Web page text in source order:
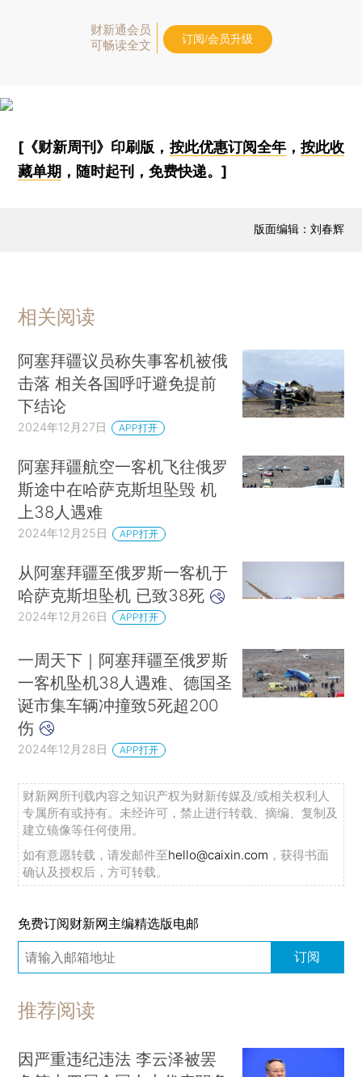
财新通会员
可畅读全文
订阅/会员升级
[《财新周刊》印刷版， 按此优惠订阅全年， 按此收
藏单期 ，随时起刊，免费快递。]
版面编辑：刘春辉
相关阅读
阿塞拜疆议员称失事客机被俄
击落 相关各国呼吁避免提前
下结论
2024年12月27日 APP打开
阿塞拜疆航空一客机飞往俄罗
斯途中在哈萨克斯坦坠毁 机
上38人遇难
2024年12月25日 APP打开
从阿塞拜疆至俄罗斯一客机于
哈萨克斯坦坠机 已致38死
2024年12月26日 APP打开
一周天下｜阿塞拜疆至俄罗斯
一客机坠机38人遇难、德国圣
诞市集车辆冲撞致5死超200
伤
2024年12月28日 APP打开
财新网所刊载内容之知识产权为财新传媒及/或相关权利人
专属所有或持有。未经许可，禁止进行转载、摘编、复制及
建立镜像等任何使用。
如有意愿转载，请发邮件至hello@caixin.com ，获得书面
确认及授权后，方可转载。
免费订阅财新网主编精选版电邮
订阅
推荐阅读
因严重违纪违法 李云泽被罢